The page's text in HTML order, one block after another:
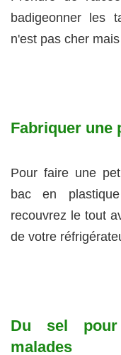
badigeonner les
n'est pas cher
Fabriquer une
Pour faire une
bac en
recouvrez le tout
de votre
Du sel
malades